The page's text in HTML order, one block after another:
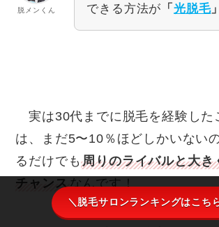
脱メンくん
できる方法が 「光脱毛」
実は30代までに脱毛を経験した
は、まだ5〜10％ほどしかいない
るだけでも周りのライバルと大き
チャンスなんです！
＼脱毛サロンランキングはこち